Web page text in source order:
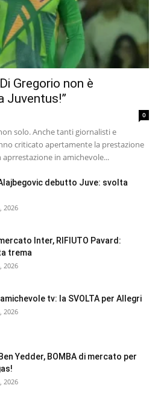
Gregorio non è
Juventus!”
0
solo. Anche tanti giornalisti e
criticato apertamente la prestazione
in amichevole...
debutto Juve: svolta
2026
Inter, RIFIUTO Pavard:
trema
2026
tv: la SVOLTA per Allegri
2026
Yedder, BOMBA di mercato per
2026